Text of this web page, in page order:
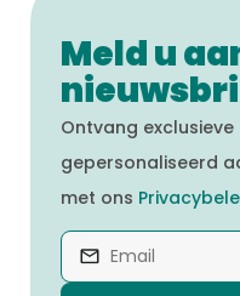
Meld u
Ontvang
gepersonaliseerd
met ons